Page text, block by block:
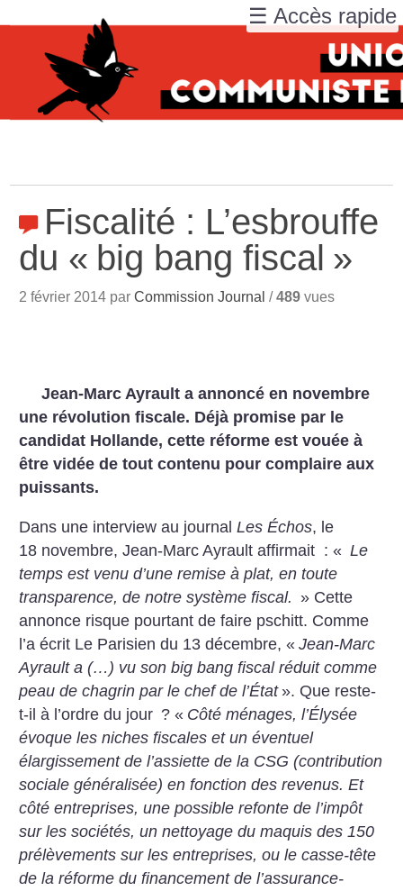
Fiscalité : L’esbrouffe
du « big bang fiscal »
2 février 2014 parCommission Journal /489 vues
Jean-Marc Ayrault a annoncé en novembre
une révolution fiscale. Déjà promise par le
candidat Hollande, cette réforme est vouée à
être vidée de tout contenu pour complaire aux
puissants.
Dans une interview au journalLes Échos, le
18 novembre, Jean-Marc Ayrault affirmait : « Le
temps est venu d’une remise à plat, en toute
transparence, de notre système fiscal. » Cette
annonce risque pourtant de faire pschitt. Comme
l’a écrit Le Parisien du 13 décembre, « Jean-Marc
Ayrault a (…) vu son big bang fiscal réduit comme
peau de chagrin par le chef de l’État ». Que reste-
t-il à l’ordre du jour ? « Côté ménages, l’Élysée
évoque les niches fiscales et un éventuel
élargissement de l’assiette de la CSG (contribution
sociale généralisée) en fonction des revenus. Et
côté entreprises, une possible refonte de l’impôt
sur les sociétés, un nettoyage du maquis des 150
prélèvements sur les entreprises, ou le casse-tête
de la réforme du financement de l’assurance-
☰ Accès rapide